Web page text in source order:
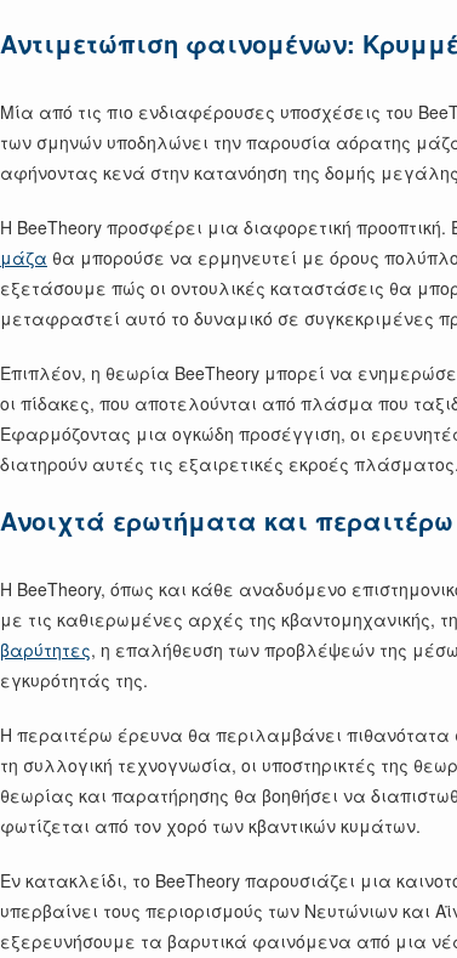
Αντιμετώπιση φαινομένων:
Μία από τις πιο ενδιαφέρουσες υποσχέσεις του
των σμηνών υποδηλώνει την παρουσία αόρατης
αφήνοντας κενά στην κατανόηση της δομής
Η BeeTheory προσφέρει μια διαφορετική
μάζα θα μπορούσε να ερμηνευτεί με όρους
εξετάσουμε πώς οι οντουλικές καταστάσεις θα
μεταφραστεί αυτό το δυναμικό σε συγκεκριμένες
Επιπλέον, η θεωρία BeeTheory μπορεί να
οι πίδακες, που αποτελούνται από πλάσμα που
Εφαρμόζοντας μια ογκώδη προσέγγιση, οι
διατηρούν αυτές τις εξαιρετικές εκροές πλάσματος.
Ανοιχτά ερωτήματα και
Η BeeTheory, όπως και κάθε αναδυόμενο
με τις καθιερωμένες αρχές της κβαντομηχανικής,
βαρύτητες, η επαλήθευση των προβλέψεών της
εγκυρότητάς της.
Η περαιτέρω έρευνα θα περιλαμβάνει πιθανότατα
τη συλλογική τεχνογνωσία, οι υποστηρικτές της
θεωρίας και παρατήρησης θα βοηθήσει να
φωτίζεται από τον χορό των κβαντικών κυμάτων.
Εν κατακλείδι, το BeeTheory παρουσιάζει μια
υπερβαίνει τους περιορισμούς των Νευτώνιων και
εξερευνήσουμε τα βαρυτικά φαινόμενα από μια